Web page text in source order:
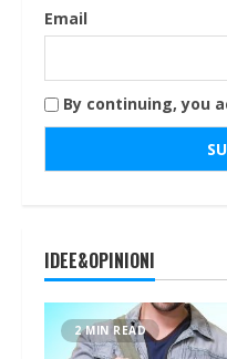
Email
By continuing, you
IDEE&OPINIONI
2 MIN READ